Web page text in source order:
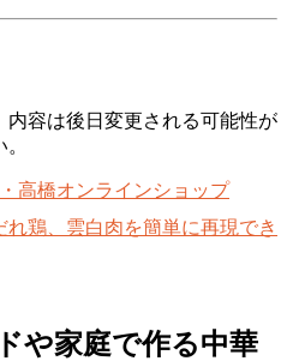
容は後日変更される可能性が
や家庭で作る中華